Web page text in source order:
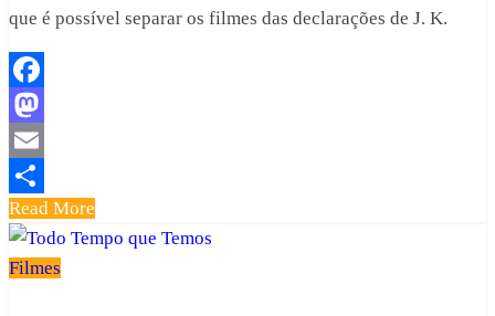
que é possível separar os filmes das declarações de J. K.
Facebook
Mastodon
Email
Share
Read More
Filmes